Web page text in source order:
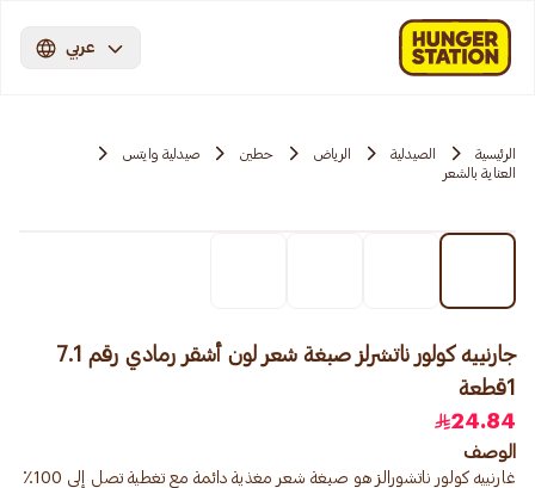
عربي
الرئيسية الصيدلية الرياض حطين
صيدلية وايتس
العناية بالشعر
جارنييه كولور ناتشرلز صبغة شعر لون أشقر رمادي رقم 7.1
1قطعة
24.84
الوصف
غارنييه كولور ناتشورالز هو صبغة شعر مغذية دائمة مع تغطية تصل إلى 100٪